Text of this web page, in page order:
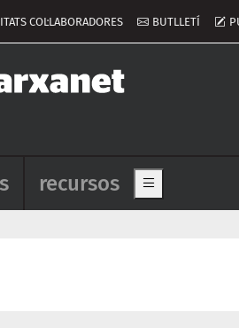
COL·LABORADORES BUTLLETÍ
principal de
recursos Show main